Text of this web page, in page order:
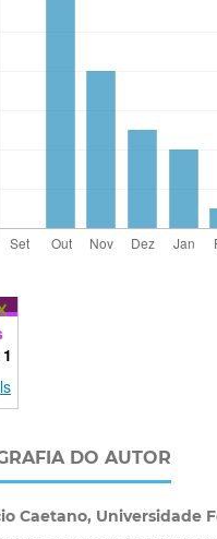
1
DO AUTOR
Caetano, Universidade